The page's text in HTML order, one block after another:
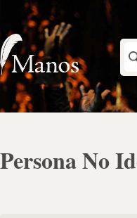
Persona No